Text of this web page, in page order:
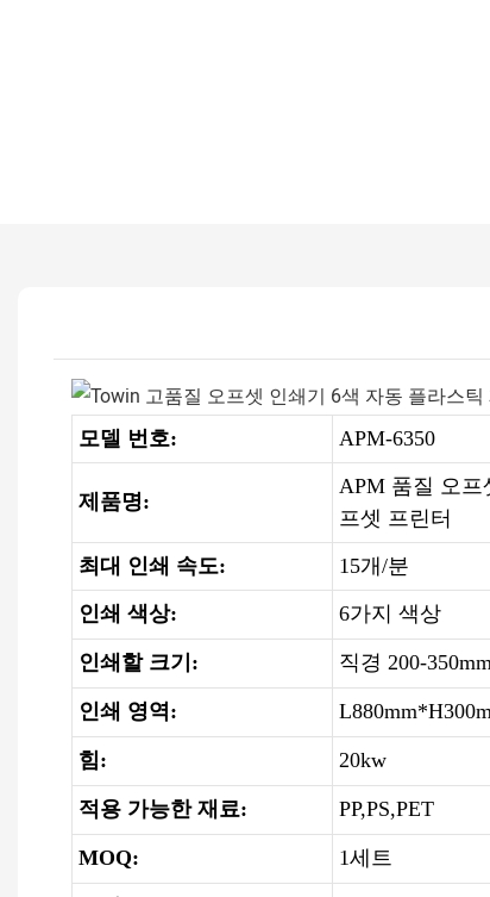
모델 번호: APM-6350
제품명:
APM 품질 오프
프셋 프린터
최대 인쇄 속도:
15개/분
인쇄 색상:
6가지 색상
인쇄할 크기: 직경 200-
인쇄 영역:
힘: 20kw
적용 가능한 재료: PP,PS,PET
MOQ: 1세트